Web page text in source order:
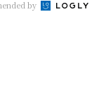
by